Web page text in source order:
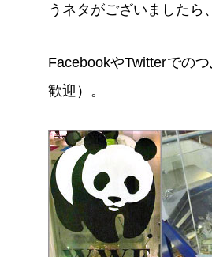
うネタがございましたら
FacebookやTwitterでの
歓迎）。